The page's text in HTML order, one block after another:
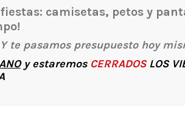
camisetas, petos y
te pasamos presupuesto hoy
y estaremos CERRADOS LOS